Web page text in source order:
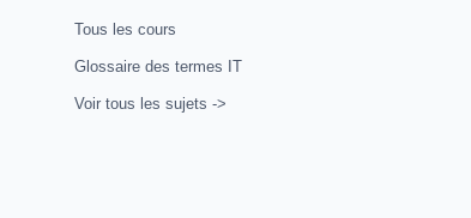
Tous les cours
Glossaire des termes IT
Voir tous les sujets ->